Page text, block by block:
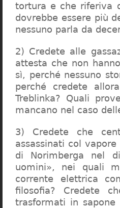
tortura e che riferiva
dovrebbe essere più
nessuno parla da
2) Credete alle
attesta che non
sì, perché nessuno
perché credete
Treblinka? Quali
mancano nel caso
3) Credete che
assassinati col
di Norimberga nel
uomini», nei quali
corrente elettrica
filosofia? Credete
trasformati in sapone